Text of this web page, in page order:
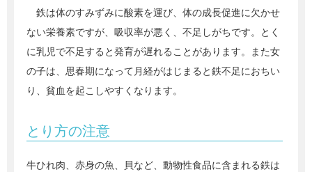
鉄は体のすみずみに酸素を運び、体の成長促進に欠かせ
ない栄養素ですが、吸収率が悪く、不足しがちです。とく
に乳児で不足すると発育が遅れることがあります。また女
の子は、思春期になって月経がはじまると鉄不足におちい
り、貧血を起こしやすくなります。
とり方の注意
牛ひれ肉、赤身の魚、貝など、動物性食品に含まれる鉄は